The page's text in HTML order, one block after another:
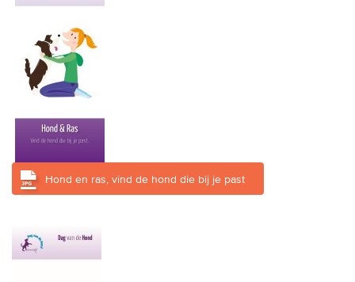
Inlog leden / officials
Over ons
Veelgestelde vragen
Hond en ras, vind de hond die bij je past